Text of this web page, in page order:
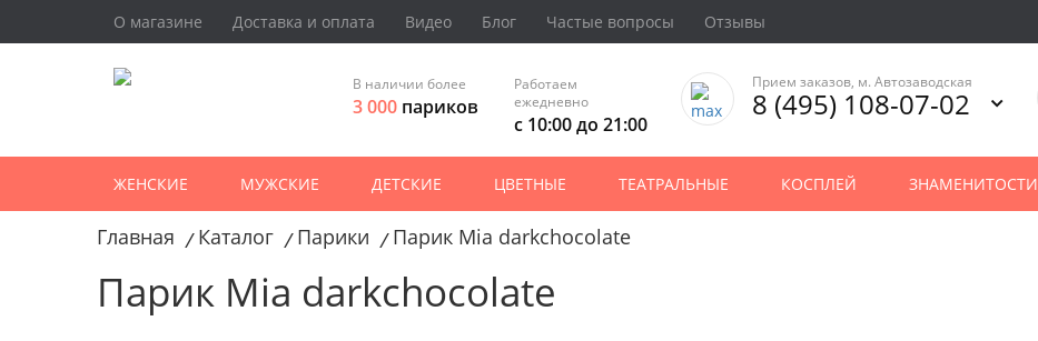
О магазине Доставка и оплата Видео Блог Частые вопросы Отзывы
В наличии более
3 000 париков
Работаем
ежедневно
с 10:00 до 21:00
Прием заказов, м. Автозаводская
8 (495) 108-07-02
ЖЕНСКИЕ МУЖСКИЕ ДЕТСКИЕ ЦВЕТНЫЕ ТЕАТРАЛЬНЫЕ КОСПЛЕЙ ЗНАМЕНИТОСТИ
Главная / Каталог / Парики / Парик Mia darkchocolate
Парик Mia darkchocolate